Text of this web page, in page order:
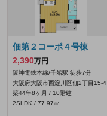
佃第２コーポ４号棟
2,390万円
阪神電鉄本線/千船駅 徒歩7分
大阪府大阪市西淀川区佃2丁目15-4
築44年8ヶ月 / 10階建
2SLDK / 77.97㎡